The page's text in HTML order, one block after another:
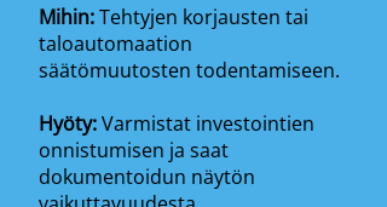
Mihin:Tehtyjen korjausten tai
taloautomaation
säätömuutosten todentamiseen.
Hyöty:Varmistat investointien
onnistumisen ja saat
dokumentoidun näytön